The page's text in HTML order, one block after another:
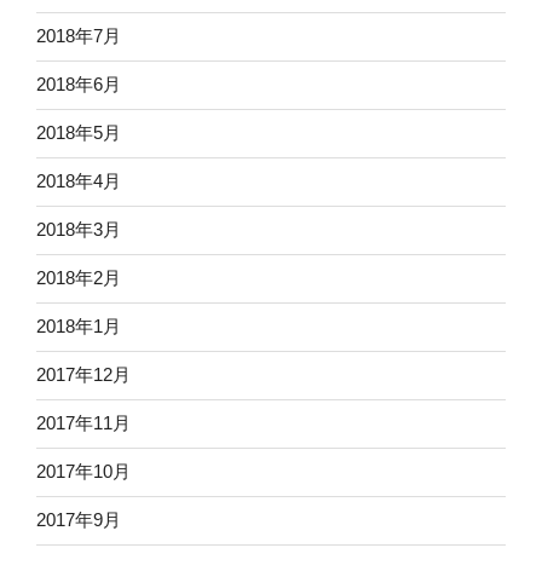
2018年7月
2018年6月
2018年5月
2018年4月
2018年3月
2018年2月
2018年1月
2017年12月
2017年11月
2017年10月
2017年9月